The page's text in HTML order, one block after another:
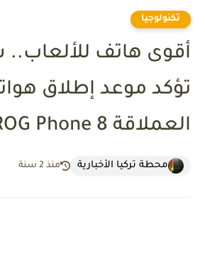
تكنولوجيا
تؤكد موعد إطلاق
العملاقة ROG Phone 8
محطة تركيا الأخبارية منذ 2 سنة